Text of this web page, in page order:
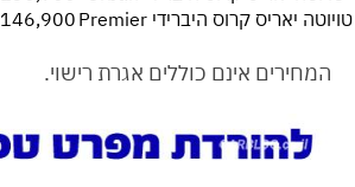
טויוטה יאריס קרוס היברידי Premier
146,900 ₪
המחירים אינם כוללים אגרת רישוי.